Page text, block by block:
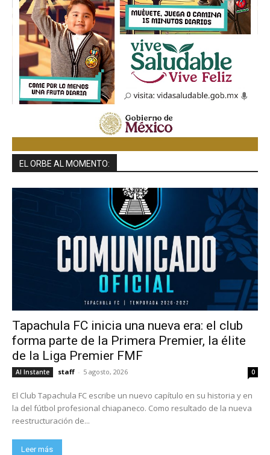
EL ORBE AL MOMENTO:
Tapachula FC inicia una nueva era: el club
forma parte de la Primera Premier, la élite
de la Liga Premier FMF
Al Instante staff - 5 agosto, 2026 0
El Club Tapachula FC escribe un nuevo capítulo en su historia y en
la del fútbol profesional chiapaneco. Como resultado de la nueva
reestructuración de...
Leer más